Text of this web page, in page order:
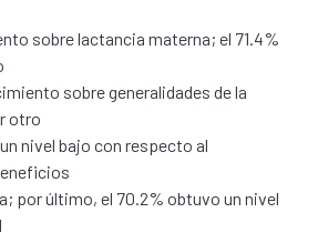
sobre lactancia materna; el 71.4%
sobre generalidades de la
otro
nivel bajo con respecto al
por último, el 70.2% obtuvo un nivel